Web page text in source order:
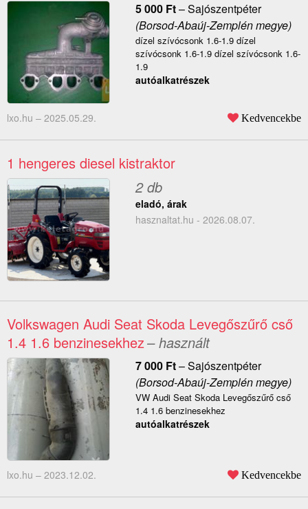
5 000 Ft–Sajószentpéter
(Borsod-Abaúj-Zemplén megye)
dízel szívócsonk 1.6-1.9 dízel
szívócsonk 1.6-1.9 dízel szívócsonk 1.6-
1.9
autóalkatrészek
lxo.hu – 2025.05.29. Kedvencekbe
1 hengeres diesel kistraktor
2 db
eladó, árak
hasznaltat.hu - 2026.08.07.
Volkswagen Audi Seat Skoda Levegőszűrő cső
1.4 1.6 benzinesekhez– használt
7 000 Ft–Sajószentpéter
(Borsod-Abaúj-Zemplén megye)
VW Audi Seat Skoda Levegőszűrő cső
1.4 1.6 benzinesekhez
autóalkatrészek
lxo.hu – 2023.12.02. Kedvencekbe